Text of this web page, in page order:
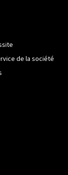
de la société